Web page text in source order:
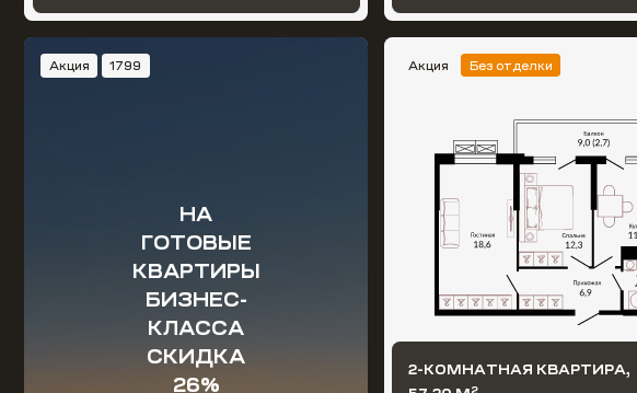
Акция Без отделки
2-КОМНАТНАЯ КВАРТИРА,
2
Акция 1799
НА
ГОТОВЫЕ
КВАРТИРЫ
БИЗНЕС-
КЛАССА
СКИДКА
26%